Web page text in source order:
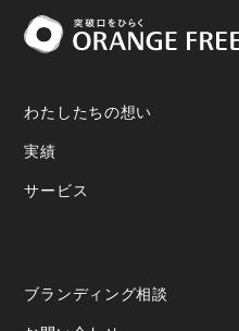
わたしたちの想い
実績
サービス
ブランディング相談